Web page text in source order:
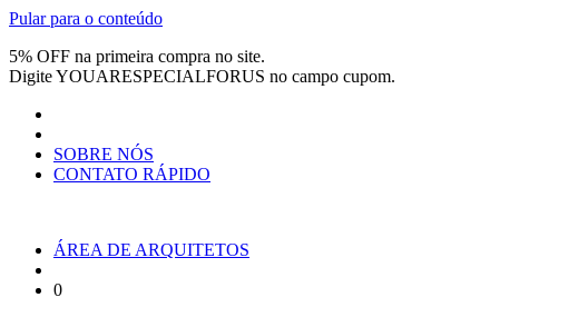
Pular para o conteúdo
5% OFF na primeira compra no site.
DigiteYOUARESPECIALFORUS no campo cupom.
SOBRE NÓS
CONTATO RÁPIDO
ÁREA DE ARQUITETOS
0